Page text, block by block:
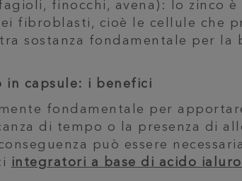
finocchi, avena): lo zinco
fibroblasti, cioè le cellule che
sostanza fondamentale per la
in capsule: i benefici
fondamentale per
di tempo o la presenza di
può essere
integratori a base di acido